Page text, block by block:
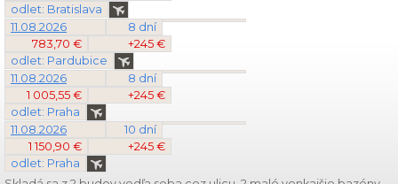
odlet: Bratislava
11.08.2026
8 dní
783,70 €
+245 €
odlet: Pardubice
11.08.2026
8 dní
1 005,55 €
+245 €
odlet: Praha
11.08.2026
10 dní
1 150,90 €
+245 €
odlet: Praha